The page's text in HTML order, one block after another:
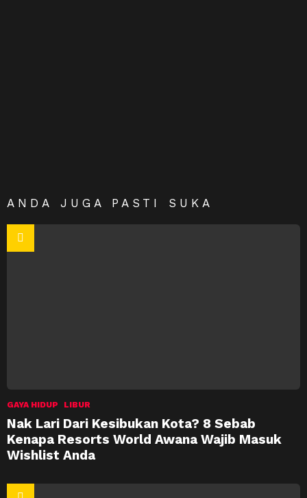
ANDA JUGA PASTI SUKA
GAYA HIDUP LIBUR
Nak Lari Dari Kesibukan Kota? 8 Sebab
Kenapa Resorts World Awana Wajib Masuk
Wishlist Anda